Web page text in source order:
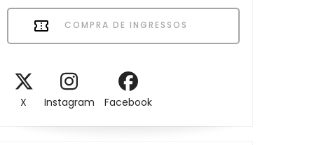
COMPRA DE INGRESSOS
X Instagram Facebook